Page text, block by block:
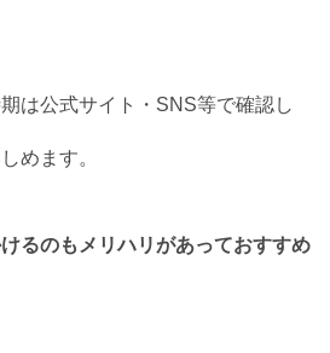
は公式サイト・SNS等で確認し
めます。
るのもメリハリがあっておすすめ